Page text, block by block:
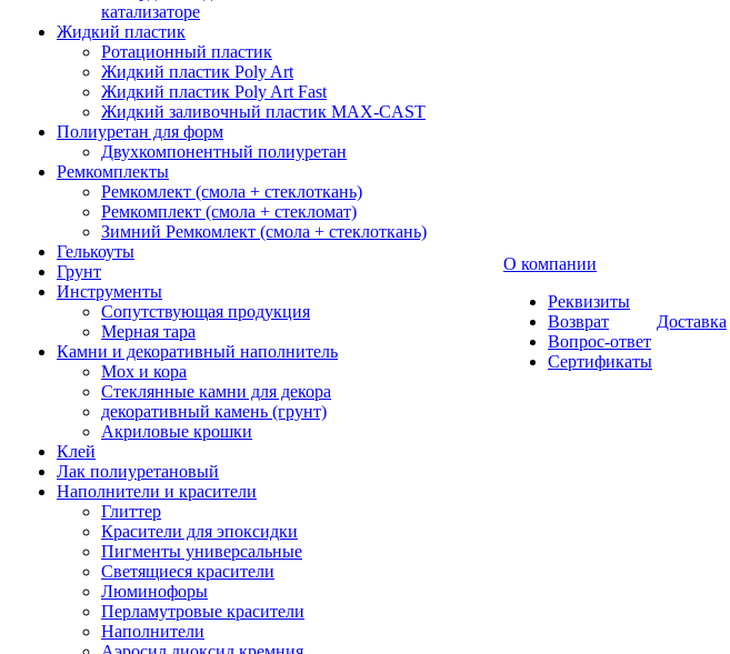
катализаторе
Жидкий пластик
Ротационный пластик
Жидкий пластик Poly Art
Жидкий пластик Poly Art Fast
Жидкий заливочный пластик MAX-CAST
Полиуретан для форм
Двухкомпонентный полиуретан
Ремкомплекты
Ремкомлект (смола + стеклоткань)
Ремкомплект (смола + стекломат)
Зимний Ремкомлект (смола + стеклоткань)
Гелькоуты
Грунт
Инструменты
Сопутствующая продукция
Мерная тара
Камни и декоративный наполнитель
Мох и кора
Стеклянные камни для декора
декоративный камень (грунт)
Акриловые крошки
Клей
Лак полиуретановый
Наполнители и красители
Глиттер
Красители для эпоксидки
Пигменты универсальные
Светящиеся красители
Люминофоры
Перламутровые красители
Наполнители
О компании
Реквизиты
Возврат
Вопрос-ответ
Сертификаты
Доставка